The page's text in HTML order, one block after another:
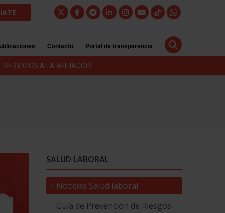
Contacto Portal de transparencia
SERVICIOS A LA AFILIACIÓN
SALUD LABORAL
Noticias Salud laboral
Guía de Prevención de Riesgos